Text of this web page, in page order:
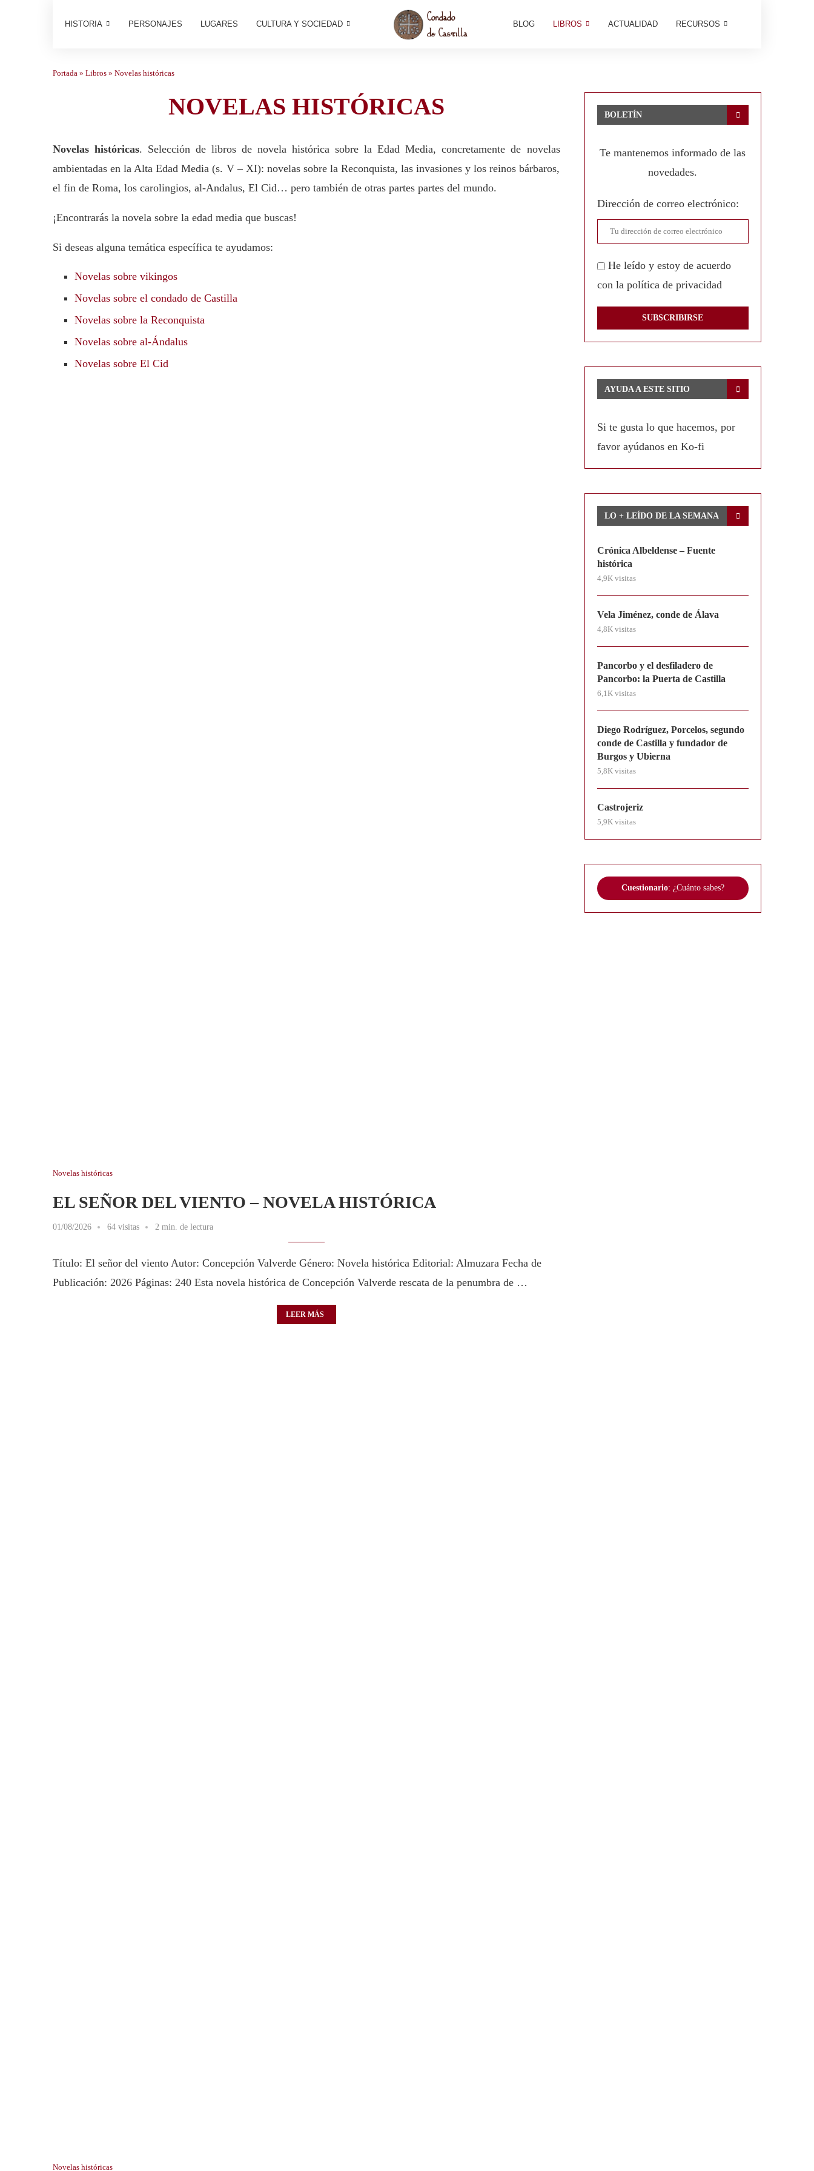
HISTORIA PERSONAJES LUGARES CULTURA Y SOCIEDAD BLOG LIBROS ACTUALIDAD RECURSOS
Portada » Libros » Novelas históricas
NOVELAS HISTÓRICAS
Novelas históricas. Selección de libros de novela histórica sobre la Edad Media, concretamente de novelas
ambientadas en la Alta Edad Media (s. V – XI): novelas sobre la Reconquista, las invasiones y los reinos bárbaros,
el fin de Roma, los carolingios, al-Andalus, El Cid… pero también de otras partes partes del mundo.
¡Encontrarás la novela sobre la edad media que buscas!
Si deseas alguna temática específica te ayudamos:
Novelas sobre vikingos
Novelas sobre el condado de Castilla
Novelas sobre la Reconquista
Novelas sobre al-Ándalus
Novelas sobre El Cid
Novelas históricas
EL SEÑOR DEL VIENTO – NOVELA HISTÓRICA
01/08/2026 64 visitas 2 min. de lectura
Título: El señor del viento Autor: Concepción Valverde Género: Novela histórica Editorial: Almuzara Fecha de
Publicación: 2026 Páginas: 240 Esta novela histórica de Concepción Valverde rescata de la penumbra de …
LEER MÁS
Novelas históricas
BOLETÍN
Te mantenemos informado de las
novedades.
Dirección de correo electrónico:
He leído y estoy de acuerdo
con la política de privacidad
AYUDA A ESTE SITIO
Si te gusta lo que hacemos, por
favor ayúdanos en Ko-fi
LO + LEÍDO DE LA SEMANA
Crónica Albeldense – Fuente
histórica
4,9K visitas
Vela Jiménez, conde de Álava
4,8K visitas
Pancorbo y el desfiladero de
Pancorbo: la Puerta de Castilla
6,1K visitas
Diego Rodríguez, Porcelos, segundo
conde de Castilla y fundador de
Burgos y Ubierna
5,8K visitas
Castrojeriz
5,9K visitas
Cuestionario: ¿Cuánto sabes?